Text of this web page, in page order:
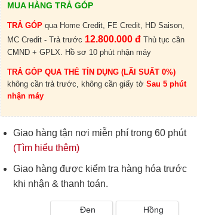
MUA HÀNG TRẢ GÓP
TRẢ GÓPqua Home Credit, FE Credit, HD Saison,
MC Credit - Trả trước 12.800.000 đThủ tục cần
CMND + GPLX. Hồ sơ 10 phút nhận máy
TRẢ GÓP QUA THẺ TÍN DỤNG (LÃI SUẤT 0%)
không cần trả trước, không cần giấy tờ Sau 5 phút
nhận máy
Giao hàng tận nơi miễn phí trong 60 phút
(Tìm hiểu thêm)
Giao hàng được kiểm tra hàng hóa trước
khi nhận & thanh toán.
Đen
Hồng